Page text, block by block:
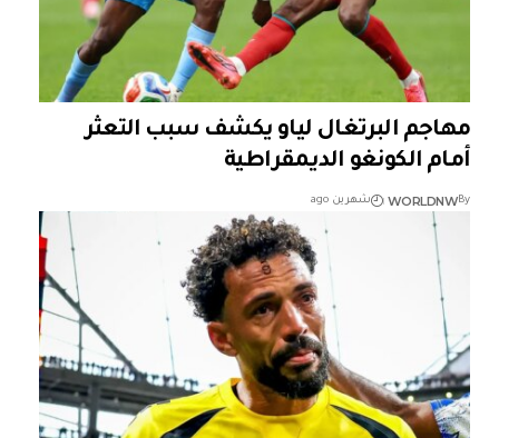
مهاجم البرتغال لياو يكشف سبب التعثر
أمام الكونغو الديمقراطية
By
WORLDNW شهرين ago